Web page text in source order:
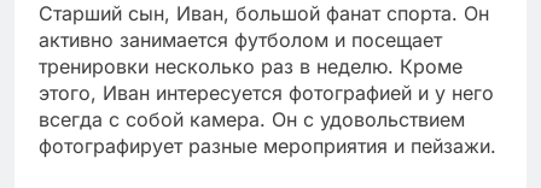
Старший сын, Иван, большой фанат спорта. Он
активно занимается футболом и посещает
тренировки несколько раз в неделю. Кроме
этого, Иван интересуется фотографией и у него
всегда с собой камера. Он с удовольствием
фотографирует разные мероприятия и пейзажи.